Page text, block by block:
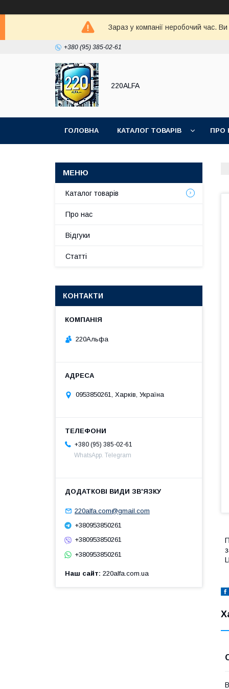
Зараз у компанії неробочий час.
+380 (95) 385-02-61
220ALFA
ГОЛОВНА КАТАЛОГ ТОВАРІВ ПРО
Каталог товарів
Про нас
Відгуки
Статті
КОНТАКТИ
220Альфа
0953850261, Харків, Україна
+380 (95) 385-02-61
WhatsApp. Telegram
220alfa.com@gmail.com
+380953850261
+380953850261
+380953850261
Наш сайт 220alfa.com.ua